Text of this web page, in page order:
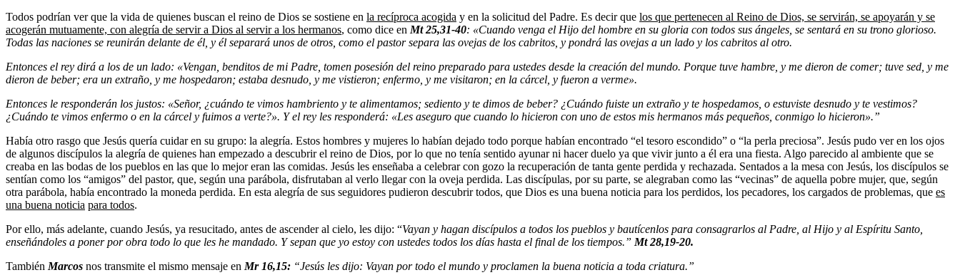
Todos podrían ver que la vida de quienes buscan el reino de Dios se sostiene en la recíproca acogida y en la solicitud del Padre. Es decir que los que pertenecen al Reino de Dios, se servirán, se apoyarán y se
acogerán mutuamente, con alegría de servir a Dios al servir a los hermanos, como dice en Mt 25,31-40: «Cuando venga el Hijo del hombre en su gloria con todos sus ángeles, se sentará en su trono glorioso.
Todas las naciones se reunirán delante de él, y él separará unos de otros, como el pastor separa las ovejas de los cabritos, y pondrá las ovejas a un lado y los cabritos al otro.
Entonces el rey dirá a los de un lado: «Vengan, benditos de mi Padre, tomen posesión del reino preparado para ustedes desde la creación del mundo. Porque tuve hambre, y me dieron de comer; tuve sed, y me
dieron de beber; era un extraño, y me hospedaron; estaba desnudo, y me vistieron; enfermo, y me visitaron; en la cárcel, y fueron a verme».
Entonces le responderán los justos: «Señor, ¿cuándo te vimos hambriento y te alimentamos; sediento y te dimos de beber? ¿Cuándo fuiste un extraño y te hospedamos, o estuviste desnudo y te vestimos?
¿Cuándo te vimos enfermo o en la cárcel y fuimos a verte?». Y el rey les responderá: «Les aseguro que cuando lo hicieron con uno de estos mis hermanos más pequeños, conmigo lo hicieron».”
Había otro rasgo que Jesús quería cuidar en su grupo: la alegría. Estos hombres y mujeres lo habían dejado todo porque habían encontrado “el tesoro escondido” o “la perla preciosa”. Jesús pudo ver en los ojos
de algunos discípulos la alegría de quienes han empezado a descubrir el reino de Dios, por lo que no tenía sentido ayunar ni hacer duelo ya que vivir junto a él era una fiesta. Algo parecido al ambiente que se
creaba en las bodas de los pueblos en las que lo mejor eran las comidas. Jesús les enseñaba a celebrar con gozo la recuperación de tanta gente perdida y rechazada. Sentados a la mesa con Jesús, los discípulos se
sentían como los “amigos” del pastor, que, según una parábola, disfrutaban al verlo llegar con la oveja perdida. Las discípulas, por su parte, se alegraban como las “vecinas” de aquella pobre mujer, que, según
otra parábola, había encontrado la moneda perdida. En esta alegría de sus seguidores pudieron descubrir todos, que Dios es una buena noticia para los perdidos, los pecadores, los cargados de problemas, que es
una buena noticia para todos.
Por ello, más adelante, cuando Jesús, ya resucitado, antes de ascender al cielo, les dijo: “Vayan y hagan discípulos a todos los pueblos y bautícenlos para consagrarlos al Padre, al Hijo y al Espíritu Santo,
enseñándoles a poner por obra todo lo que les he mandado. Y sepan que yo estoy con ustedes todos los días hasta el final de los tiempos.” Mt 28,19-20.
También Marcos nos transmite el mismo mensaje en Mr 16,15: “Jesús les dijo: Vayan por todo el mundo y proclamen la buena noticia a toda criatura.”